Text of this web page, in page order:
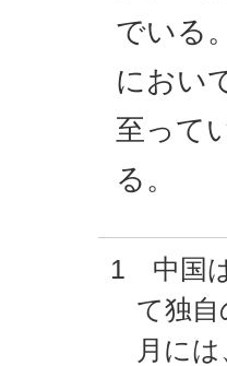
でいる
におい
至って
る。
1 中国
て独
月に